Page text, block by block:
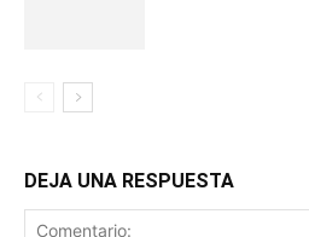
DEJA UNA RESPUESTA